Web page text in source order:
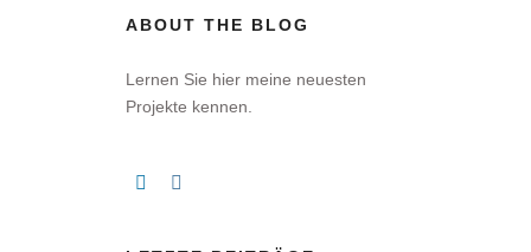
ABOUT THE BLOG
Lernen Sie hier meine neuesten
Projekte kennen.